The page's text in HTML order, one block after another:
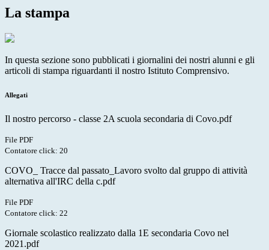
La stampa
In questa sezione sono pubblicati i giornalini dei nostri alunni e gli
articoli di stampa riguardanti il nostro Istituto Comprensivo.
Allegati
Il nostro percorso - classe 2A scuola secondaria di Covo.pdf
File PDF
Contatore click: 20
COVO_ Tracce dal passato_Lavoro svolto dal gruppo di attività
alternativa all'IRC della c.pdf
File PDF
Contatore click: 22
Giornale scolastico realizzato dalla 1E secondaria Covo nel
2021.pdf